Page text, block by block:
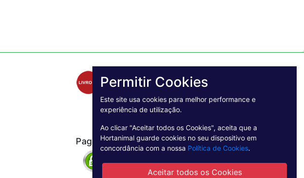
Pagamento Seguro
Permitir Cookies
Este site usa cookies para melhor performance e
experiência de utilização.
Ao clicar "Aceitar todos os Cookies", aceita que a
Hortanimal guarde cookies no seu dispositivo em
concordância com a nossa Política de Cookies.
Aceitar todos os Cookies